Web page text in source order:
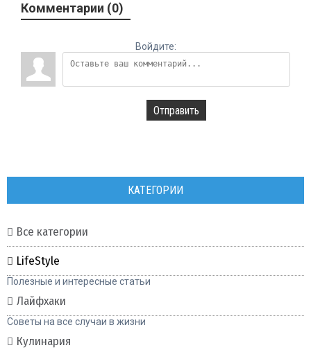
Комментарии (0)
Войдите:
Отправить
КАТЕГОРИИ
Все категории
LifeStyle
Полезные и интересные статьи
Лайфхаки
Советы на все случаи в жизни
Кулинария